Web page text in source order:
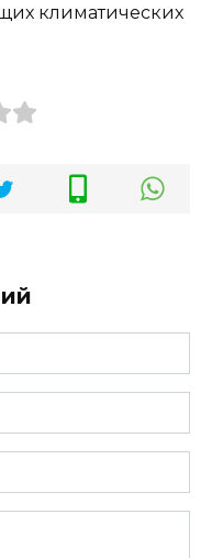
климатических